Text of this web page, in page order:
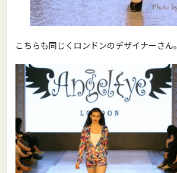
こちらも同じくロンドンのデザイナーさん。